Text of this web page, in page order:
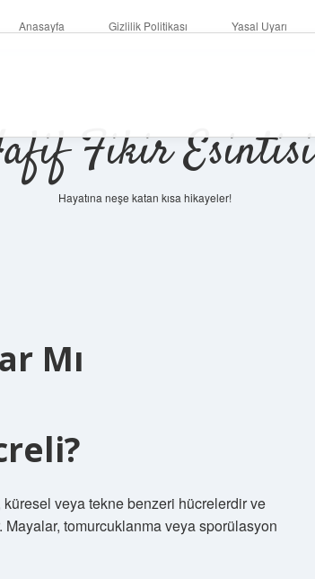
Anasayfa Gizlilik Politikası Yasal Uyarı
Fikir Esintisi
Hayatına neşe katan kısa hikayeler!
Mı
küresel veya tekne benzeri hücrelerdir ve
tomurcuklanma veya sporülasyon